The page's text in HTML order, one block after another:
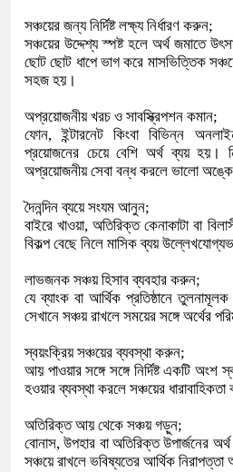
সঞ্চয়ের জন্য নির্দিষ্ট লক্ষ্য নির্ধারণ করুন;
সঞ্চয়ের উদ্দেশ্য স্পষ্ট হলে অর্থ জমাতে
ছোট ছোট ধাপে ভাগ করে মাসভিত্তিক
সহজ হয়।
অপ্রয়োজনীয় খরচ ও সাবস্ক্রিপশন কমান;
ফোন, ইন্টারনেট কিংবা বিভিন্ন
প্রয়োজনের চেয়ে বেশি অর্থ ব্যয় হয়।
অপ্রয়োজনীয় সেবা বন্ধ করলে ভালো
দৈনন্দিন ব্যয়ে সংযম আনুন;
বাইরে খাওয়া, অতিরিক্ত কেনাকাটা বা
বিকল্প বেছে নিলে মাসিক ব্যয়
লাভজনক সঞ্চয় হিসাব ব্যবহার করুন;
যে ব্যাংক বা আর্থিক প্রতিষ্ঠানে
সেখানে সঞ্চয় রাখলে সময়ের সঙ্গে অর্থের
স্বয়ংক্রিয় সঞ্চয়ের ব্যবস্থা করুন;
আয় পাওয়ার সঙ্গে সঙ্গে নির্দিষ্ট একটি অংশ
হওয়ার ব্যবস্থা করলে সঞ্চয়ের ধারাবাহিকতা
অতিরিক্ত আয় থেকে সঞ্চয় গড়ুন;
বোনাস, উপহার বা অতিরিক্ত উপার্জনের
সঞ্চয়ে রাখলে ভবিষ্যতের আর্থিক